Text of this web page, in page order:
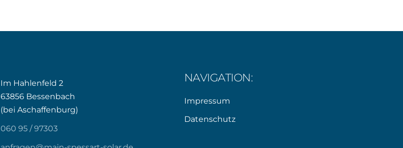
Im Hahlenfeld 2
63856 Bessenbach
(bei Aschaffenburg)
060 95 / 97303
NAVIGATION:
Impressum
Datenschutz